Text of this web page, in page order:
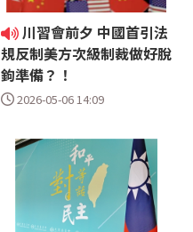
川習會前夕 中國首引法
規反制美方次級制裁做好脫
鉤準備？！
2026-05-06 14:09